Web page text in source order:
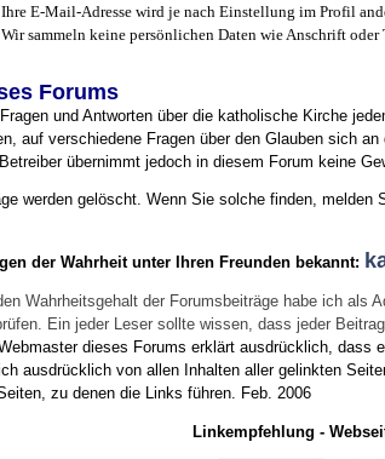
Ihre E-Mail-Adresse wird je nach Einstellung im Profil
Wir sammeln keine persönlichen Daten wie Anschrift oder
Forums
und Antworten über die katholische Kirche
auf verschiedene Fragen über den Glauben sich
übernimmt jedoch in diesem Forum keine
werden gelöscht. Wenn Sie solche finden,
der Wahrheit unter Ihren Freunden bekannt:
Wahrheitsgehalt der Forumsbeiträge habe ich
Ein jeder Leser sollte wissen, dass jeder
dieses Forums erklärt ausdrücklich,
ausdrücklich von allen Inhalten aller gelinkten
zu denen die Links führen.
Feb. 2006
Linkempfehlung -